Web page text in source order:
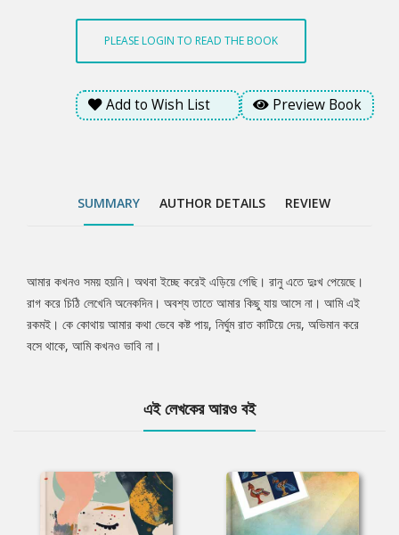
PLEASE LOGIN TO READ THE BOOK
Add to Wish List Preview Book
SUMMARY AUTHOR DETAILS REVIEW
Tab
Article
আমার কখনও সময় হয়নি। অথবা ইচ্ছে করেই এড়িয়ে গেছি। রানু এতে দুঃখ পেয়েছে।
রাগ করে চিঠি লেখেনি অনেকদিন। অবশ্য তাতে আমার কিছু যায় আসে না। আমি এই
রকমই। কে কোথায় আমার কথা ভেবে কষ্ট পায়, নির্ঘুম রাত কাটিয়ে দেয়, অভিমান করে
বসে থাকে, আমি কখনও ভাবি না।
এই লেখকের আরও বই